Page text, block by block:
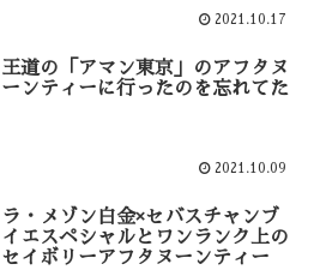
2021.10.17
王道の「アマン東京」のアフタヌ
ーンティーに行ったのを忘れてた
2021.10.09
ラ・メゾン白金×セバスチャンブ
イエスペシャルとワンランク上の
セイボリーアフタヌーンティー